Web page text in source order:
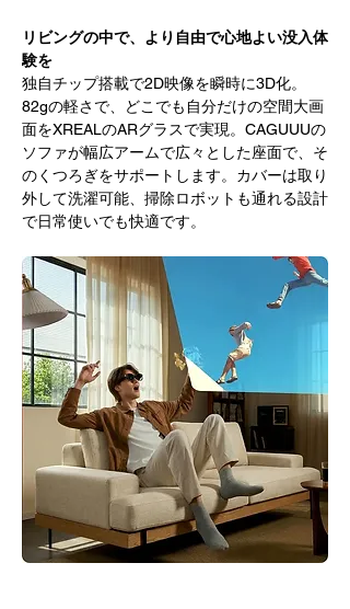
リビングの中で、より自由で心地よい没入体
験を
独自チップ搭載で2D映像を瞬時に3D化。
82gの軽さで、どこでも自分だけの空間大画
面をXREALのARグラスで実現。CAGUUUの
ソファが幅広アームで広々とした座面で、そ
のくつろぎをサポートします。カバーは取り
外して洗濯可能、掃除ロボットも通れる設計
で日常使いでも快適です。